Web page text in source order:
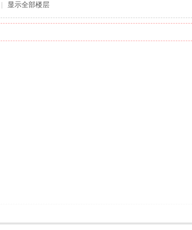
| 显示全部楼层